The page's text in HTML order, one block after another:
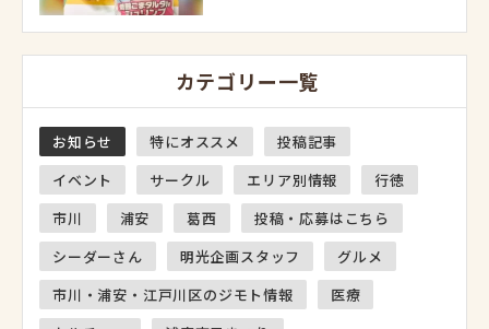
カテゴリー一覧
お知らせ 特にオススメ
投稿記事
イベント
サークル エリア別情報
行徳
市川
浦安 葛西
投稿・応募はこちら
シーダーさん
明光企画スタッフ
グルメ
市川・浦安・江戸川区のジモト情報
医療